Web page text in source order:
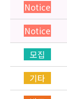
Notice
Notice
모집
기타